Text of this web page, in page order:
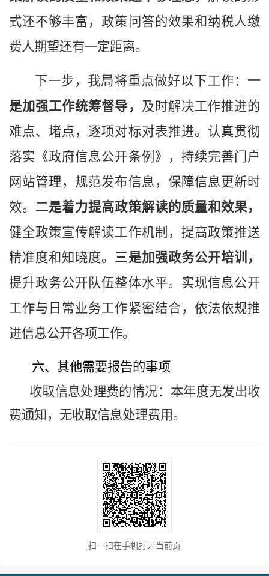
式还不够丰富，政策问答的效果和纳税人缴
费人期望还有一定距离。
下一步，我局将重点做好以下工作： 一
是加强工作统筹督导， 及时解决工作推进的
难点、堵点，逐项对标对表推进。认真贯彻
落实《政府信息公开条例》，持续完善门户
网站管理，规范发布信息，保障信息更新时
效。 二是着力提高政策解读的质量和效果，
健全政策宣传解读工作机制，提高政策推送
精准度和知晓度。 三是加强政务公开培训，
提升政务公开队伍整体水平。实现信息公开
工作与日常业务工作紧密结合，依法依规推
进信息公开各项工作。
六、其他需要报告的事项
收取信息处理费的情况：本年度无发出收
费通知，无收取信息处理费用。
扫一扫在手机打开当前页